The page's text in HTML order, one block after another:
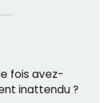
fois avez-
inattendu ?